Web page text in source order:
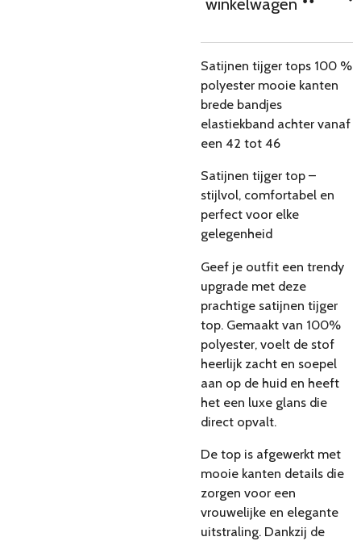
Satijnen tijger tops 100 %
polyester mooie kanten
brede bandjes
elastiekband achter vanaf
een 42 tot 46
Satijnen tijger top –
stijlvol, comfortabel en
perfect voor elke
gelegenheid
Geef je outfit een trendy
upgrade met deze
prachtige satijnen tijger
top. Gemaakt van 100%
polyester, voelt de stof
heerlijk zacht en soepel
aan op de huid en heeft
het een luxe glans die
direct opvalt.
De top is afgewerkt met
mooie kanten details die
zorgen voor een
vrouwelijke en elegante
uitstraling. Dankzij de